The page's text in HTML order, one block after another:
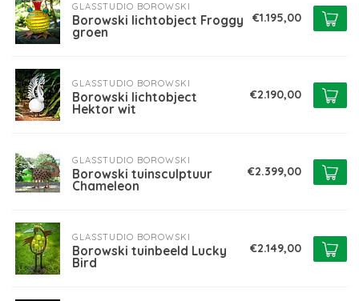
GLASSTUDIO BOROWSKI
Borowski lichtobject Froggy
groen
€1.195,00
GLASSTUDIO BOROWSKI
Borowski lichtobject
Hektor wit
€2.190,00
GLASSTUDIO BOROWSKI
Borowski tuinsculptuur
Chameleon
€2.399,00
GLASSTUDIO BOROWSKI
Borowski tuinbeeld Lucky
Bird
€2.149,00